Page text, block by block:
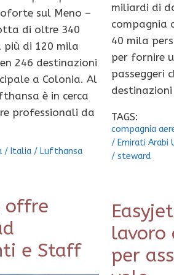
sul Meno –
di oltre 340
più di 120 mila
246 destinazioni
a Colonia. Al
è in cerca
professionali da
/ Italia / Lufthansa
miliardi di
compagnia
40 mila
per fornire
passeggeri
TAGS:
compagnia
/ Emirati Arabi
/ steward
offre
e Staff
lavoro
per